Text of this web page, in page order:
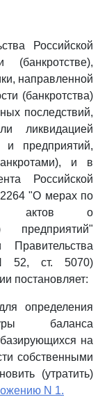
Российской
(банкротстве),
направленной
(банкротства)
последствий,
ликвидацией
и предприятий,
и в
Российской
"О мерах по
актов о
предприятий"
52, ст. 5070)
постановляет:
определения
баланса
на
собственными
(утратить)
N 1.